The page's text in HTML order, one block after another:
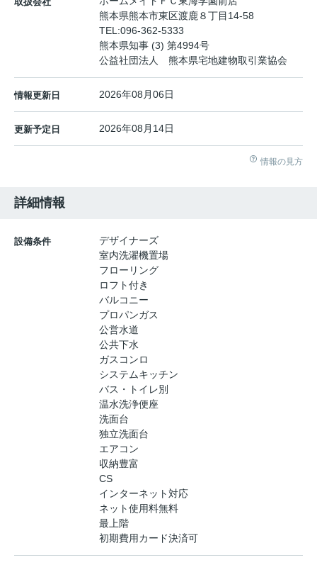
熊本県熊本市東区渡鹿８丁目14-58
TEL:096-362-5333
熊本県知事 (3) 第4994号
公益社団法人 熊本県宅地建物取引業協会
情報更新日 2026年08月06日
更新予定日 2026年08月14日
情報の見方
詳細情報
設備条件
デザイナーズ
室内洗濯機置場
フローリング
ロフト付き
バルコニー
プロパンガス
公営水道
公共下水
ガスコンロ
システムキッチン
バス・トイレ別
温水洗浄便座
洗面台
独立洗面台
エアコン
収納豊富
CS
インターネット対応
ネット使用料無料
最上階
初期費用カード決済可